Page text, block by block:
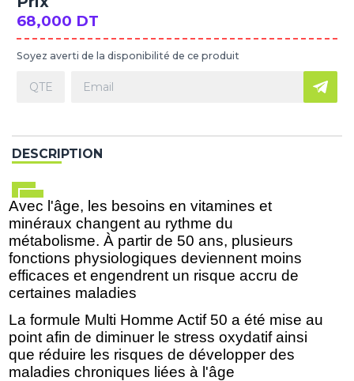
68,000 DT
Soyez averti de la disponibilité de ce produit
DESCRIPTION
Avec l'âge, les besoins en vitamines et
minéraux changent au rythme du
métabolisme. À partir de 50 ans, plusieurs
fonctions physiologiques deviennent moins
efficaces et engendrent un risque accru de
certaines maladies
La formule Multi Homme Actif 50 a été mise au
point afin de diminuer le stress oxydatif ainsi
que réduire les risques de développer des
maladies chroniques liées à l'âge